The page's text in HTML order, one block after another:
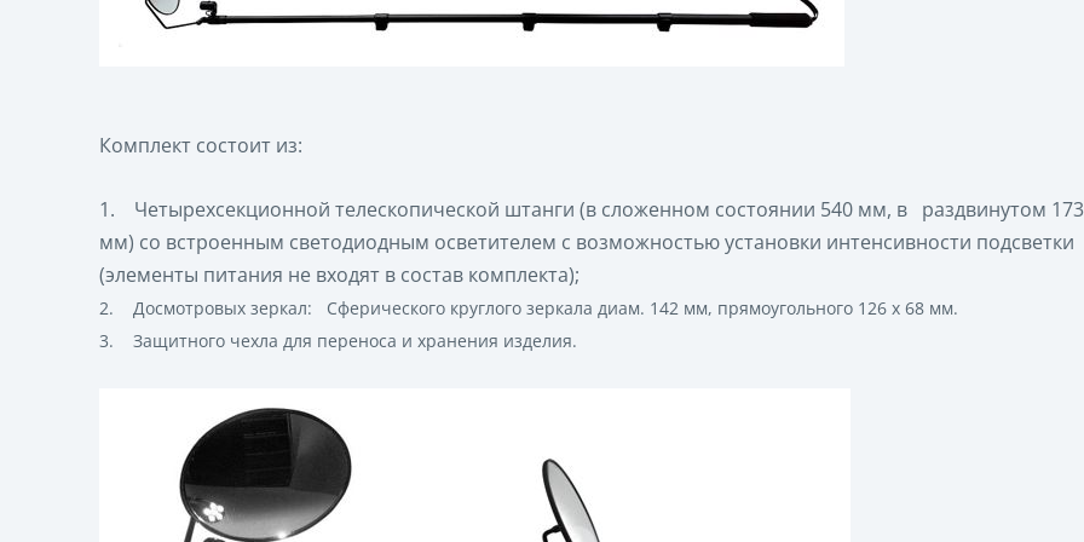
Комплект состоит из:
1. Четырехсекционной телескопической штанги (в сложенном состоянии 540 мм, в раздвинутом
мм) со встроенным светодиодным осветителем с возможностью установки интенсивности подсветки
(элементы питания не входят в состав комплекта);
2. Досмотровых зеркал: Сферического круглого зеркала диам. 142 мм, прямоугольного 126 х 68 мм.
3. Защитного чехла для переноса и хранения изделия.